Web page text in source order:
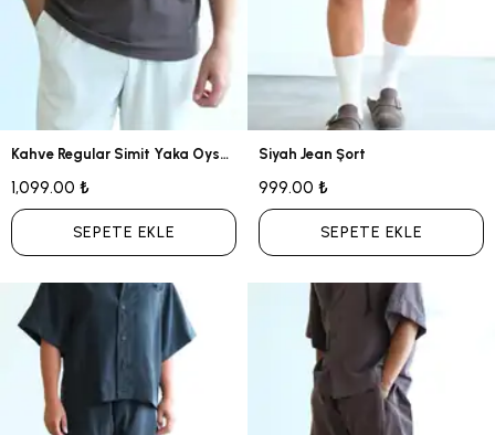
Kahve Regular Simit Yaka Oysho Tshirt
1,099.00 ₺
SEPETE EKLE
Siyah Jean Şort
999.00 ₺
SEPETE EKLE